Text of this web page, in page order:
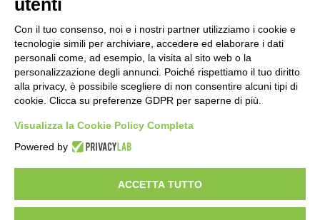
9 ore fa
Il potenziale invisibile: come la
curiosità guida l’evoluzione umana
16 ore fa
Milano tra tradizione e mutamento: il
battito sottile di una metropoli in
22 ore fa
Visibileweb - IT03270560802 - info@cronacamilano.it
utenti
Con il tuo consenso, noi e i nostri partner utilizziamo i cookie e
tecnologie simili per archiviare, accedere ed elaborare i dati
personali come, ad esempio, la visita al sito web o la
personalizzazione degli annunci. Poiché rispettiamo il tuo diritto
alla privacy, è possibile scegliere di non consentire alcuni tipi di
cookie. Clicca su preferenze GDPR per saperne di più.
Visualizza la Cookie Policy Completa
Powered by
ACCETTA TUTTO